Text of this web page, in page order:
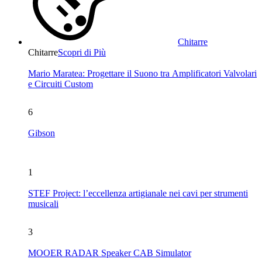
Chitarre
ChitarreScopri di Più
Mario Maratea: Progettare il Suono tra Amplificatori Valvolari
e Circuiti Custom
6
Gibson
1
STEF Project: l’eccellenza artigianale nei cavi per strumenti
musicali
3
MOOER RADAR Speaker CAB Simulator